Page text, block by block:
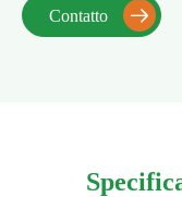
Contatto 